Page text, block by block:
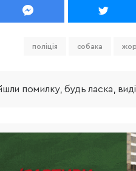
поліція собака
помилку, будь ласка,